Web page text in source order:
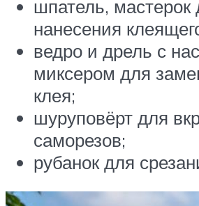
шпатель, мастерок
нанесения
ведро и дрель с
миксером для
клея;
шуруповёрт для
саморезов;
рубанок для